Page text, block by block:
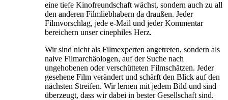
eine tiefe Kinofreundschaft wächst, sondern auch zu all
den anderen Filmliebhabern da draußen. Jeder
Filmvorschlag, jede e-Mail und jeder Kommentar
bereichern unser cinephiles Herz.
Wir sind nicht als Filmexperten angetreten, sondern als
naive Filmarchäologen, auf der Suche nach
ungehobenen oder verschütteten Filmschätzen. Jeder
gesehene Film verändert und schärft den Blick auf den
nächsten Streifen. Wir lernen mit jedem Bild und sind
überzeugt, dass wir dabei in bester Gesellschaft sind.